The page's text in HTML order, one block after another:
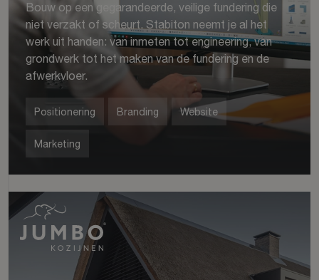
Bouw op een gegarandeerde, veilige fundering die
niet verzakt of scheurt. Stabiton neemt je al het
werk uit handen: van inmeten tot engineering, van
grondwerk tot het maken van de fundering en de
afwerkvloer.
Positionering Branding Website
Marketing